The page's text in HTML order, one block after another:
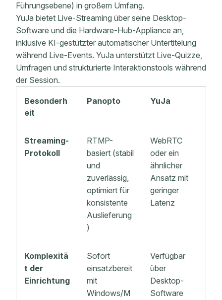
Führungsebene) in großem Umfang.
YuJa bietet Live-Streaming über seine Desktop-
Software und die Hardware-Hub-Appliance an,
inklusive KI-gestützter automatischer Untertitelung
während Live-Events. YuJa unterstützt Live-Quizze,
Umfragen und strukturierte Interaktionstools während
der Session.
Besonderh
eit
Panopto YuJa
Streaming-
Protokoll
RTMP-
basiert (stabil
und
zuverlässig,
optimiert für
konsistente
Auslieferung
)
WebRTC
oder ein
ähnlicher
Ansatz mit
geringer
Latenz
Komplexitä
t der
Einrichtung
Sofort
einsatzbereit
mit
Windows/M
Verfügbar
über
Desktop-
Software